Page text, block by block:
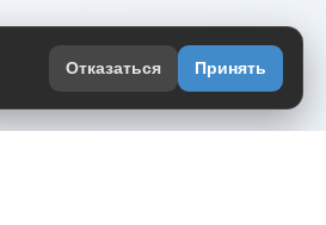
Отказаться Принять